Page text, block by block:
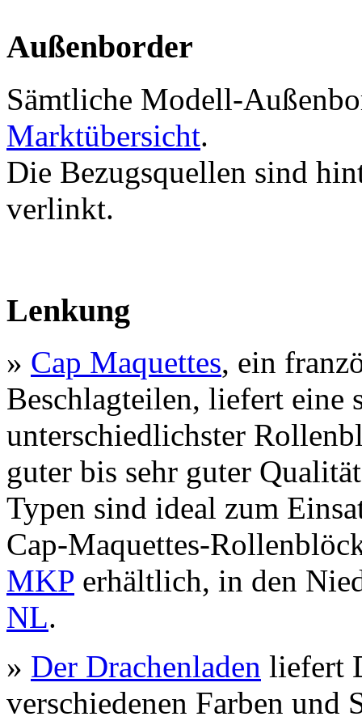
Außenborder
Sämtliche Modell-
Marktübersicht.
Die Bezugsquellen sind
verlinkt.
Lenkung
» Cap Maquettes, ein
Beschlagteilen, liefert
unterschiedlichster
guter bis sehr guter
Typen sind ideal zum
Cap-Maquettes-
MKP erhältlich, in den
NL.
» Der Drachenladen liefert
verschiedenen Farben und